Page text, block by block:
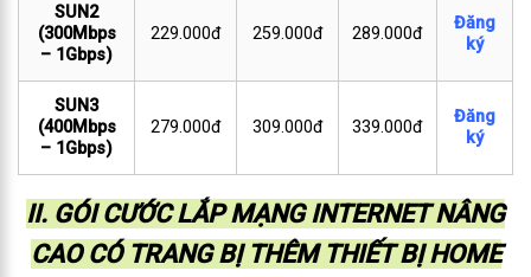
SUN2
(300Mbps
– 1Gbps)
229.000đ 259.000đ 289.000đ
Đăng
ký
SUN3
(400Mbps
– 1Gbps)
279.000đ 309.000đ 339.000đ
Đăng
ký
II. GÓI CƯỚC LẮP MẠNG INTERNET NÂNG
CAO CÓ TRANG BỊ THÊM THIẾT BỊ HOME